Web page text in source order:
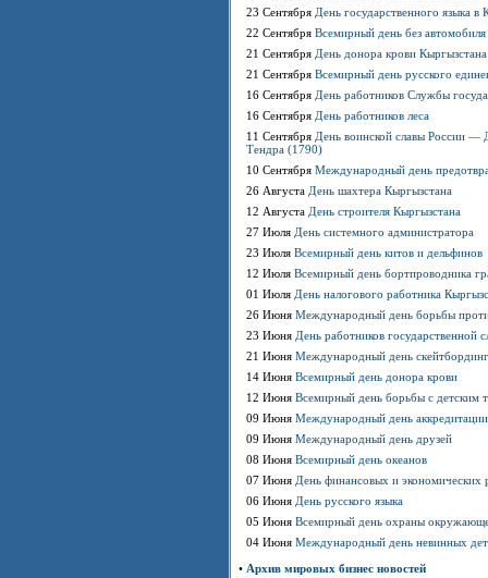
23 Сентября День государственного языка в
22 Сентября Всемирный день без автомобиля
21 Сентября День донора крови Кыргызстана
21 Сентября Всемирный день русского
16 Сентября День работников Службы
16 Сентября День работников леса
11 Сентября День воинской славы России —
Тендра (1790)
10 Сентября Международный день
26 Августа День шахтера Кыргызстана
12 Августа День строителя Кыргызстана
27 Июля День системного администратора
23 Июля Всемирный день китов и дельфинов
12 Июля Всемирный день бортпроводника
01 Июля День налогового работника
26 Июня Международный день борьбы
23 Июня День работников государственной
21 Июня Международный день
14 Июня Всемирный день донора крови
12 Июня Всемирный день борьбы с детским
09 Июня Международный день аккредитации
09 Июня Международный день друзей
08 Июня Всемирный день океанов
07 Июня День финансовых и экономических
06 Июня День русского языка
05 Июня Всемирный день охраны
04 Июня Международный день невинных
• Архив мировых бизнес новостей